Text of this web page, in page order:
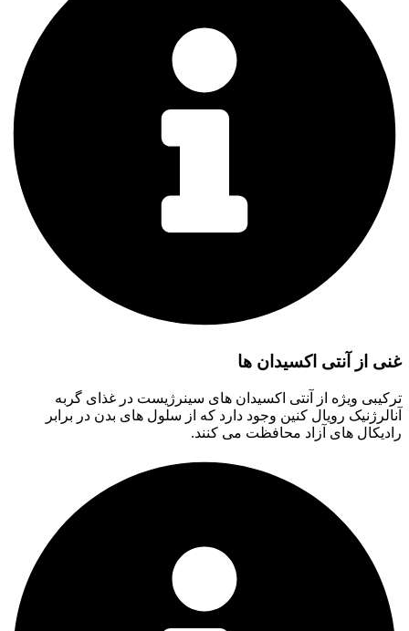
غنی از آنتی اکسیدان ها
ترکیبی ویژه از آنتی اکسیدان های سینرژیست در غذای گربه
آنالرژنیک رویال کنین وجود دارد که از سلول های بدن در برابر
رادیکال های آزاد محافظت می کنند.